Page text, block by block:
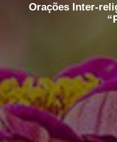
Orações Inter-